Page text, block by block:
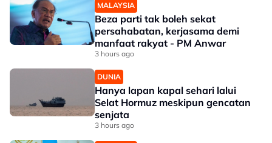
MALAYSIA
Beza parti tak boleh sekat
persahabatan, kerjasama demi
manfaat rakyat - PM Anwar
3 hours ago
DUNIA
Hanya lapan kapal sehari lalui
Selat Hormuz meskipun gencatan
senjata
3 hours ago